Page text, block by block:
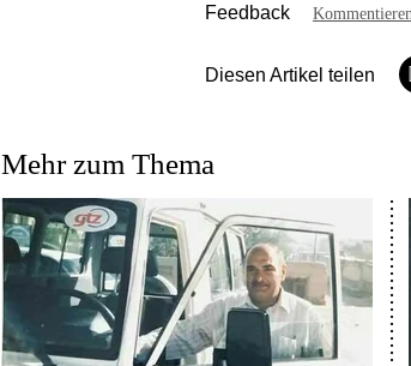
Feedback
Diesen Artikel teilen
Mehr zum Thema